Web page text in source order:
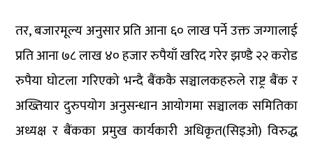
तर, बजारमूल्य अनुसार प्रति आना ६० लाख पर्ने उक्त जग्गालाई
प्रति आना ७८ लाख ४० हजार रुपैयाँ खरिद गरेर झण्डै २२ करोड
रुपैया घोटला गरिएको भन्दै बैंककै सञ्चालकहरुले राष्ट्र बैंक र
अख्तियार दुरुपयोग अनुसन्धान आयोगमा सञ्चालक समितिका
अध्यक्ष र बैंकका प्रमुख कार्यकारी अधिकृत(सिइओ) विरुद्ध